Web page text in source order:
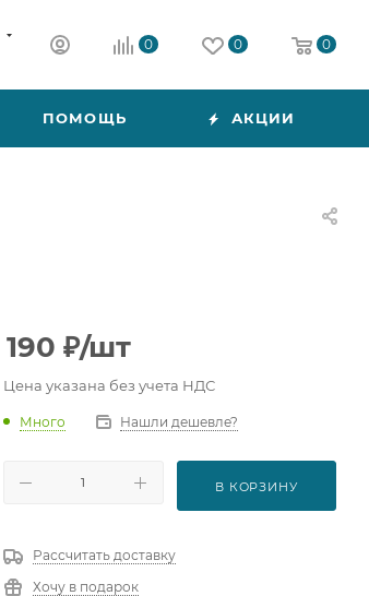
0 0 0
ПОМОЩЬ АКЦИИ
190 ₽/шт
Цена указана без учета НДС
Много Нашли дешевле?
В КОРЗИНУ
Рассчитать доставку
Хочу в подарок